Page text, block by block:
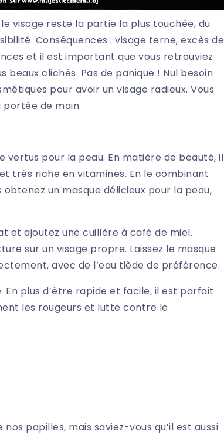
visage reste la partie la plus touchée, du
Conséquences : visage terne, excès de
et il est important que vous retrouviez
beaux clichés. Pas de panique ! Nul besoin
pour avoir un visage radieux. Vous
portée de main.
vertus pour la peau. En matière de beauté, il
très riche en vitamines. En le combinant
un masque délicieux pour la peau,
et ajoutez une cuillère à café de miel.
sur un visage propre. Laissez le masque
avec de l’eau tiède de préférence.
plus d’être rapide et facile, il est parfait
les rougeurs et lutte contre le
papilles, mais saviez-vous qu’il est aussi